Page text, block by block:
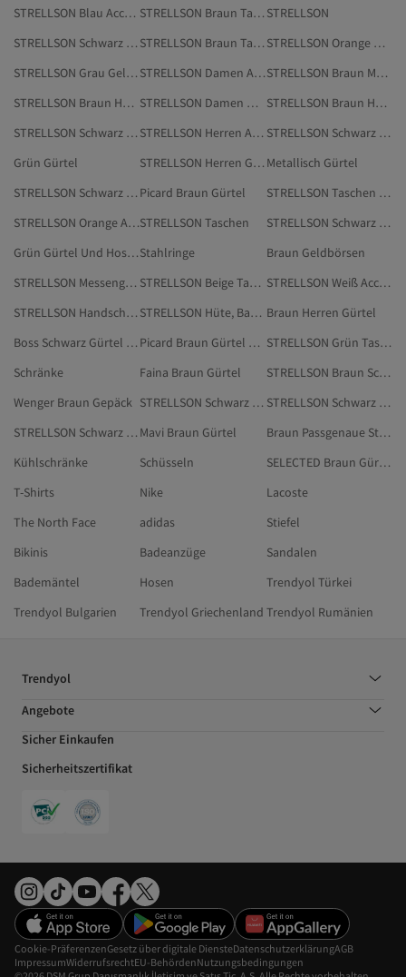
STRELLSON Blau Accessoires
STRELLSON Braun Taschen & Hüllen STRELLSON
STRELLSON Schwarz Accessoires
STRELLSON Braun Taschen
STRELLSON Orange Geldbörsen
STRELLSON Grau Geldbörsen
STRELLSON Damen Accessoires
STRELLSON Braun Messenger-Taschen
STRELLSON Braun Hüte, Barette & Handschuhe
STRELLSON Damen Geldbörsen
STRELLSON Braun Handschuhe
STRELLSON Schwarz Make-up
STRELLSON Herren Accessoires
STRELLSON Schwarz Geldbörsen
Grün Gürtel
STRELLSON Herren Geldbörsen Metallisch Gürtel
STRELLSON Schwarz Taschen & Hüllen Picard Braun Gürtel
STRELLSON Taschen & Hüllen
STRELLSON Orange AccessoiresSTRELLSON Taschen
STRELLSON Schwarz Messenger-Taschen
Grün Gürtel Und HosenträgerStahlringe
Braun Geldbörsen
STRELLSON Messenger-Taschen
STRELLSON Beige Taschen
STRELLSON Weiß Accessoires
STRELLSON Handschuhe
STRELLSON Hüte, Barette & Handschuhe Braun Herren Gürtel
Boss Schwarz Gürtel Und Hosenträger
Picard Braun Gürtel Und Hosenträger
STRELLSON Grün Taschen
Schränke
Faina Braun Gürtel
STRELLSON Braun Schultertaschen
Wenger Braun Gepäck
STRELLSON Schwarz Taschen
STRELLSON Schwarz Handschuhe
STRELLSON Schwarz Hüte, Barette & Handschuhe Mavi Braun Gürtel
Braun Passgenaue Stuhlhussen
Kühlschränke
Schüsseln
SELECTED Braun Gürtel
T-Shirts
Nike
Lacoste
The North Face
adidas
Stiefel
Bikinis
Badeanzüge
Sandalen
Bademäntel
Hosen
Trendyol Türkei
Trendyol Bulgarien
Trendyol Griechenland Trendyol Rumänien
Trendyol
Angebote
Sicher Einkaufen
Sicherheitszertifikat
Cookie-PräferenzenGesetz über digitale DiensteDatenschutzerklärungAGB
ImpressumWiderrufsrechtEU-BehördenNutzungsbedingungen